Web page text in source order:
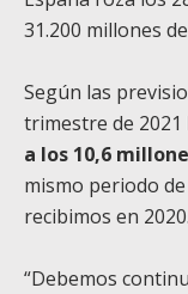
31.200 millones
Según las
trimestre de 2021
a los 10,6
mismo periodo
recibimos en 2020.
“Debemos